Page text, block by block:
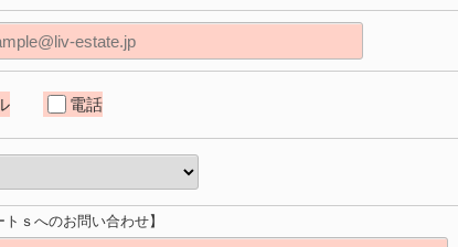
電話
トｓへのお問い合わせ】